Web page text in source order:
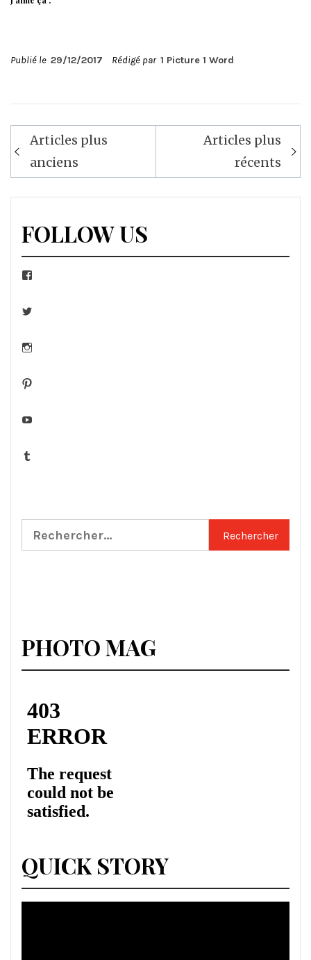
Publié le 29/12/2017 Rédigé par 1 Picture 1 Word
Navigation
des
articles
Articles plus
anciens
Articles plus
récents
FOLLOW US
Facebook
Twitter
Instagram
Pinterest
YouTube
Tumblr
Rechercher :
PHOTO MAG
QUICK STORY